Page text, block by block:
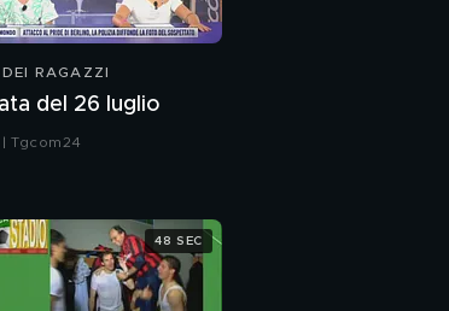
RAGAZZI
del 26 luglio
Tgcom24
48 SEC